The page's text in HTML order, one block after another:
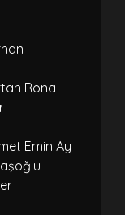
Rona
Emin Ay